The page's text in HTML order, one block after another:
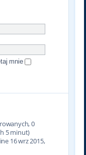
mnie
0
5 minut)
16 wrz 2015,